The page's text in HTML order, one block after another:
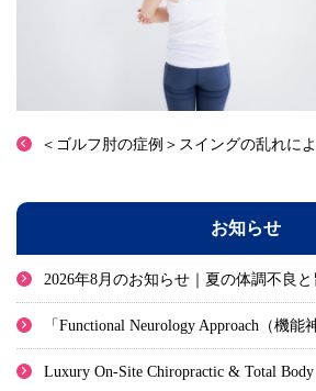
＜ゴルフ肘の症例＞スイングの乱れに
お知らせ
2026年8月のお知らせ｜夏の体調不良
「Functional Neurology Approach（機能
Luxury On-Site Chiropractic & Total Body